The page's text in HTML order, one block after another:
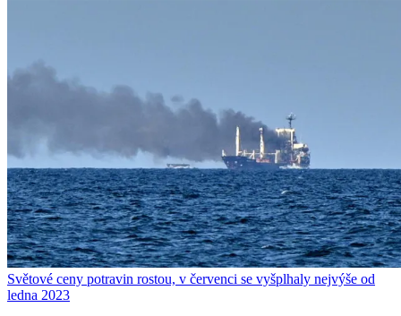
Světové ceny potravin rostou, v červenci se vyšplhaly nejvýše od
ledna 2023